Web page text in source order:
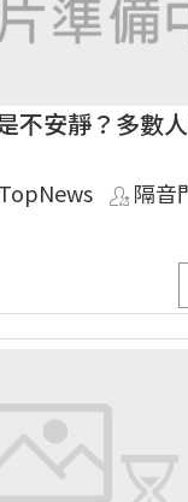
不安靜？多數
TopNews
隔音